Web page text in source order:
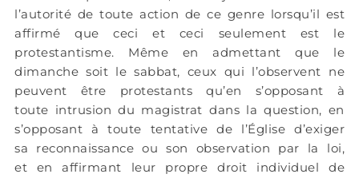
l’autorité de toute action de ce genre lorsqu’il est
affirmé que ceci et ceci seulement est le
protestantisme. Même en admettant que le
dimanche soit le sabbat, ceux qui l’observent ne
peuvent être protestants qu’en s’opposant à
toute intrusion du magistrat dans la question, en
s’opposant à toute tentative de l’Église d’exiger
sa reconnaissance ou son observation par la loi,
et en affirmant leur propre droit individuel de